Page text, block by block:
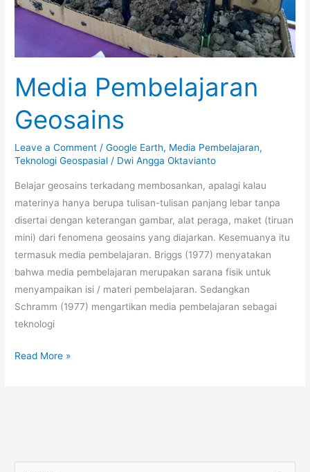
Media Pembelajaran
Geosains
Leave a Comment /Google Earth, Media Pembelajaran,
Teknologi Geospasial / Dwi Angga Oktavianto
Belajar geosains terkadang membosankan, apalagi kalau
materinya hanya berupa tulisan-tulisan panjang lebar tanpa
disertai dengan keterangan gambar, alat peraga, maket (tiruan
mini) dari fenomena geosains yang diajarkan. Kesemuanya itu
termasuk media pembelajaran. Briggs (1977) menyatakan
bahwa media pembelajaran merupakan sarana fisik untuk
menyampaikan isi / materi pembelajaran. Sedangkan
Schramm (1977) mengartikan media pembelajaran sebagai
teknologi
Media
Read More »